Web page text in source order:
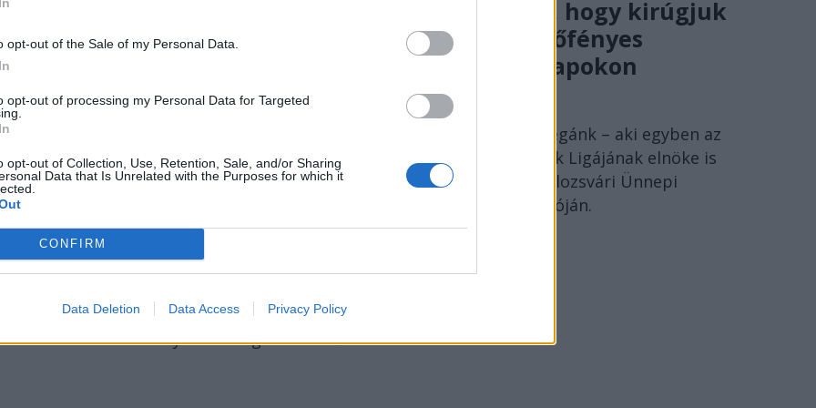
opt-out of the Sale of my Personal Data.
opt-out of processing my Personal Data for Targeted
opt-out of Collection, Use, Retention, Sale, and/or Sharing
Data that Is Unrelated with the Purposes for which it
CONFIRM
Data Deletion Data Access Privacy Policy
az algoritmus.
vált, hurrá. Már
ezzel mit kezdjünk…
a megosztott tartalom és az alatta levő
kommentek válnak fő tartalommá, a
felejthető, tisztán technikai ürügy ahhoz,
függvényében ez az eredetileg
legyen, mint maga a megosztás.
az a meghatározó körülmény, ami
híján vagy a felismerés félelmétől
nevezett nyomorúságnak a kellős
magunknak, hogy kirúgjuk
egymást verőfényes
csütörtöki napokon
SZÁNTAI JÁNOS
Szántai János kollégánk – aki egyben az
Erdélyi Magyar Írók Ligájának elnöke is
– beszéde a 15. Kolozsvári Ünnepi
Könyvhét megnyitóján.